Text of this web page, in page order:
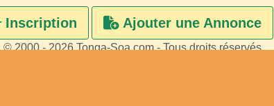
Inscription Ajouter une Annonce
© 2000 - 2026 Tonga-Soa.com - Tous droits réservés